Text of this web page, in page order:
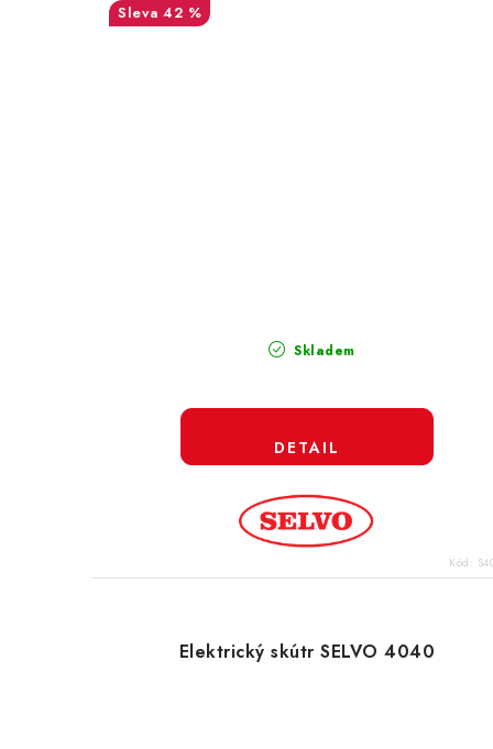
42 %
Skladem
Kód:
Elektrický skútr SELVO 4040